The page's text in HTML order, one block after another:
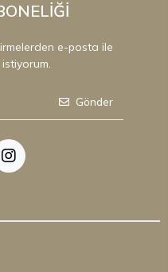
e-posta ile
Gönder